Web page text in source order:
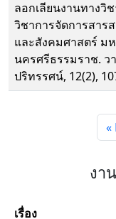
ลอกเลียนงานทางวิ
วิชาการจัดการสา
และสังคมศาสตร์ ม
นครศรีธรรมราช. ว
ปริทรรศน์, 12(2),
«
งา
เรื่อง